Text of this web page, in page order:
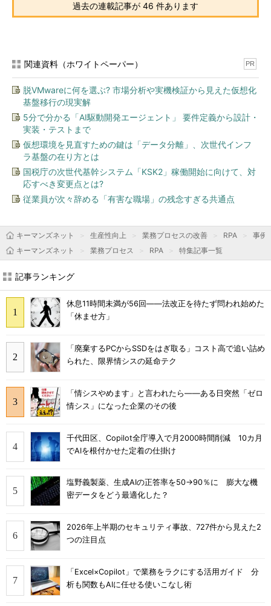
過去の連載記事が 46 件あります
関連資料（ホワイトペーパー） PR
脱VMwareに何を選ぶ? 市場分析や実機検証から見えた仮想化
基盤移行の現実解
5分で分かる「AI駆動開発エージェント」 要件定義から設計・
実装・テストまで
仮想環境を見直すための鍵は「データ分離」、次世代インフ
ラ基盤の在り方とは
国税庁の次世代基幹システム「KSK2」稼働開始に向けて、対
応すべき変更点とは?
従業員が次々辞める「有害な職場」の残念すぎる共通点
キーマンズネット 生産性向上 業務プロセスの改善 RPA
事例
キーマンズネット
業務プロセス RPA 特集記事一覧
記事ランキング
休息11時間未満が56回――法改正を待たず問われ始めた
「休ませ方」
「廃棄するPCからSSDをはぎ取る」コスト高で追い詰め
られた、限界情シスの延命テク
「情シスやめます」と言われたら――ある日突然「ゼロ
情シス」になった企業のその後
千代田区、Copilot全庁導入で月2000時間削減 10カ月
でAIを根付かせた定着の仕掛け
塩野義製薬、生成AIの正答率を50→90％に 膨大な機
密データをどう最適化した？
2026年上半期のセキュリティ事故、727件から見えた2
つの注目点
「Excel×Copilot」で業務をラクにする活用ガイド 分
析も関数もAIに任せる使いこなし術